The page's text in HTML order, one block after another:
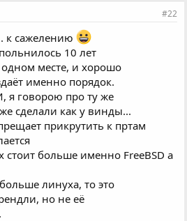
#22
к сажелению
10 лет
месте, и хорошо
именно порядок.
я говорою про ту же
сделали как у винды...
прикрутить к пртам
стоит больше именно FreeBSD а
линуха, то это
но не её